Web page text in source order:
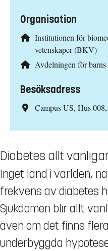
Organisation
Institutionen för
vetenskaper (BKV)
Avdelningen för
Besöksadress
Campus US, Hus
Diabetes allt
Inget land i världen,
frekvens av diabetes
Sjukdomen blir allt
även om det finns
underbyggda